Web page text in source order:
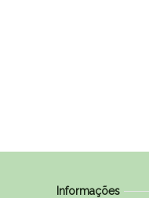
Informações